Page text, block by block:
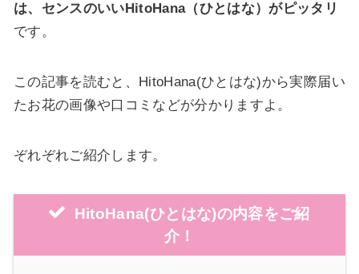
は、センスのいいHitoHana（ひとはな）がピッタリ
です。
この記事を読むと、HitoHana(ひとはな)から実際届い
たお花の画像や口コミなどが分かりますよ。
ぞれぞれご紹介します。
HitoHana(ひとはな)の内容をご紹
介！